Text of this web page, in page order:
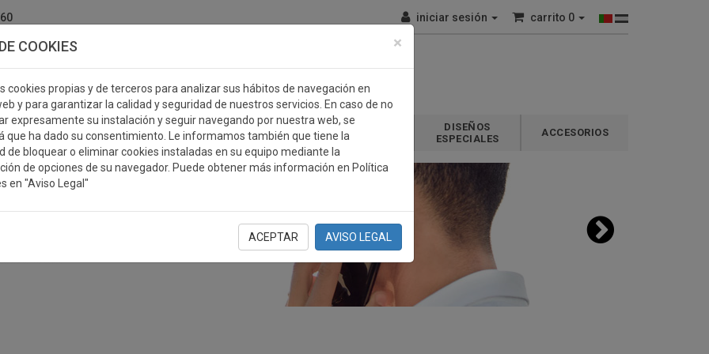
×
COOKIES
cookies propias y de terceros para analizar sus hábitos de navegación en
y para garantizar la calidad y seguridad de nuestros servicios. En caso de no
expresamente su instalación y seguir navegando por nuestra web, se
que ha dado su consentimiento. Le informamos también que tiene la
de bloquear o eliminar cookies instaladas en su equipo mediante la
de opciones de su navegador. Puede obtener más información en Política
en "Aviso Legal"
ACEPTAR AVISO LEGAL
iniciar sesión carrito 0
MEDALLAS PLACAS REGALOS
DISEÑOS
ESPECIALES
ACCESORIOS